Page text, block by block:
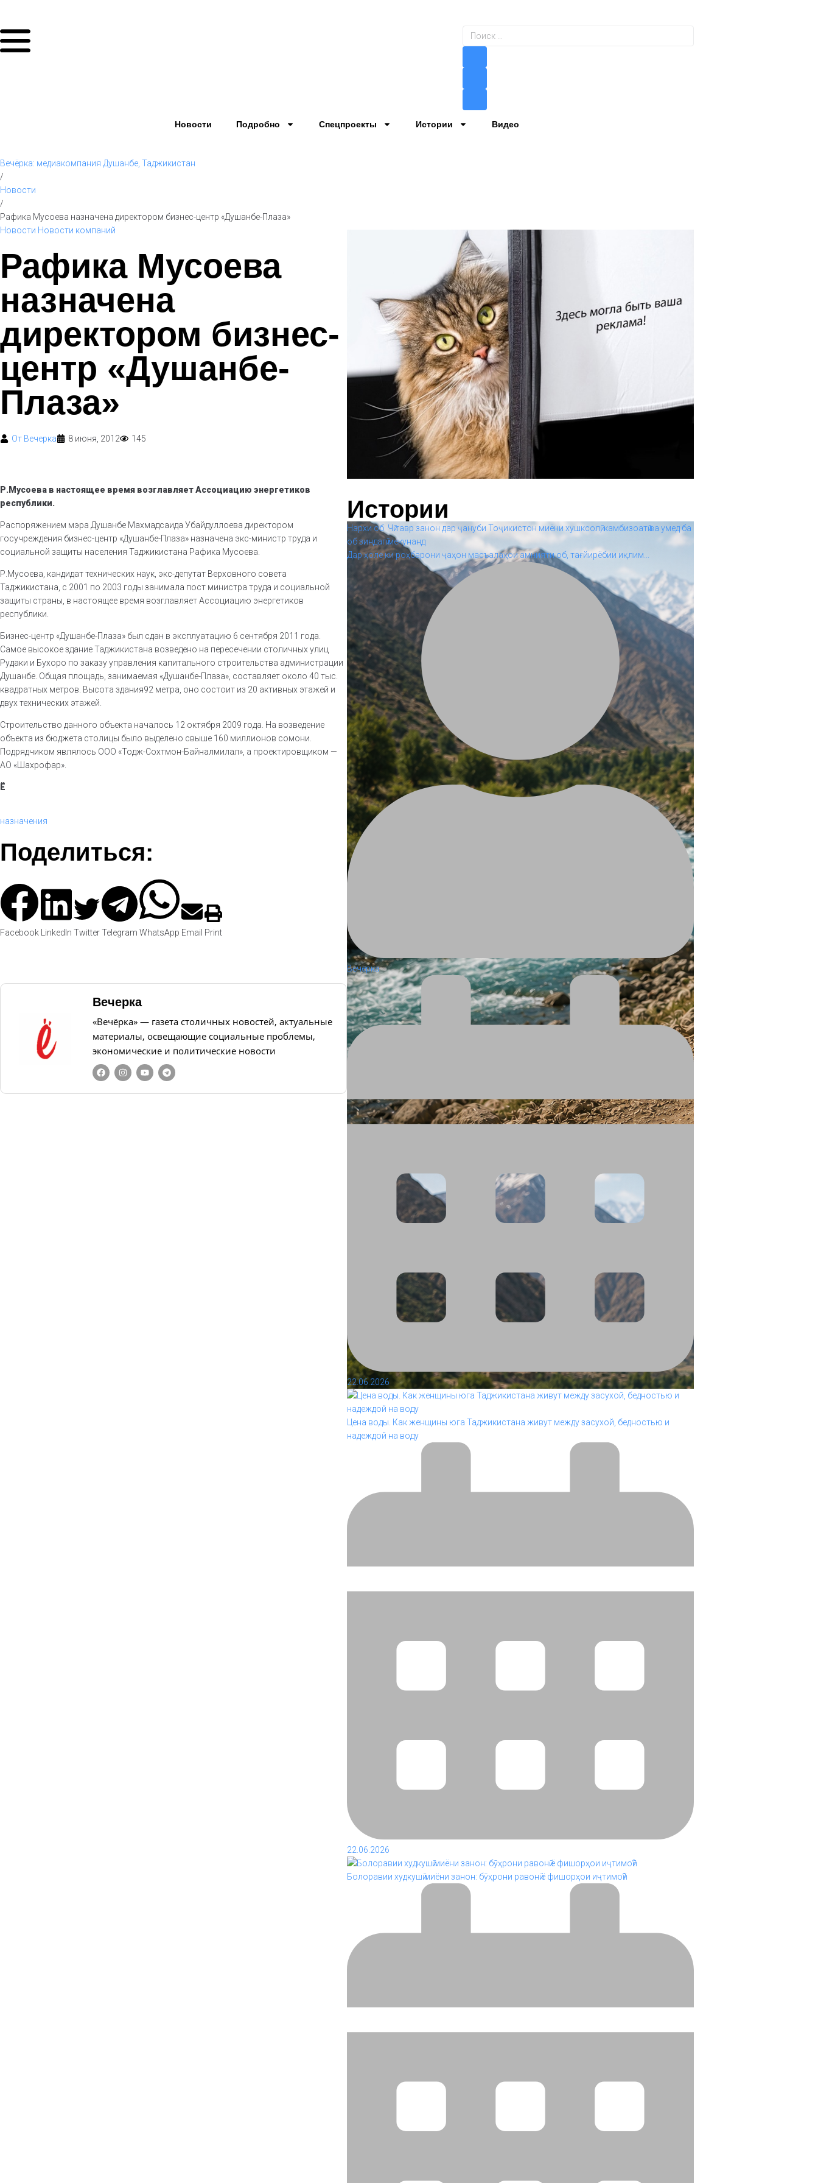
Новости Подробно Спецпроекты Истории Видео
Вечёрка: медиакомпания Душанбе, Таджикистан
/
Новости
/
Рафика Мусоева назначена директором бизнес-центр «Душанбе-Плаза»
Новости Новости компаний
Рафика Мусоева
назначена
директором бизнес-
центр «Душанбе-
Плаза»
От Вечерка 8 июня, 2012 145
Р.Мусоева в настоящее время возглавляет Ассоциацию энергетиков
республики.
Распоряжением мэра Душанбе Махмадсаида Убайдуллоева директором
госучреждения бизнес-центр «Душанбе-Плаза» назначена экс-министр труда и
социальной защиты населения Таджикистана Рафика Мусоева.
Р.Мусоева, кандидат технических наук, экс-депутат Верховного совета
Таджикистана, с 2001 по 2003 годы занимала пост министра труда и социальной
защиты страны, в настоящее время возглавляет Ассоциацию энергетиков
республики.
Бизнес-центр «Душанбе-Плаза» был сдан в эксплуатацию 6 сентября 2011 года.
Самое высокое здание Таджикистана возведено на пересечении столичных улиц
Рудаки и Бухоро по заказу управления капитального строительства администрации
Душанбе. Общая площадь, занимаемая «Душанбе-Плаза», составляет около 40 тыс.
квадратных метров. Высота здания92 метра, оно состоит из 20 активных этажей и
двух технических этажей.
Строительство данного объекта началось 12 октября 2009 года. На возведение
объекта из бюджета столицы было выделено свыше 160 миллионов сомони.
Подрядчиком являлось ООО «Тодж-Сохтмон-Байналмилал», а проектировщиком —
АО «Шахрофар».
Ё
назначения
Поделиться:
Facebook LinkedIn TwitterTelegram WhatsApp Email Print
Вечерка
«Вечёрка» — газета столичных новостей, актуальные
материалы, освещающие социальные проблемы,
экономические и политические новости
Истории
Нархи об. Чӣ тавр занон дар ҷануби Тоҷикистон миёни хушксолӣ, камбизоатӣ ва умед ба
об зиндагӣ мекунанд
Дар ҳоле ки роҳбарони ҷаҳон масъалаҳои амнияти об, тағйирёбии иқлим...
Вечерка
22.06.2026
Цена воды. Как женщины юга Таджикистана живут между засухой, бедностью и
надеждой на воду
22.06.2026
Болоравии худкушӣ миёни занон: бӯҳрони равонӣ ё фишорҳои иҷтимоӣ?